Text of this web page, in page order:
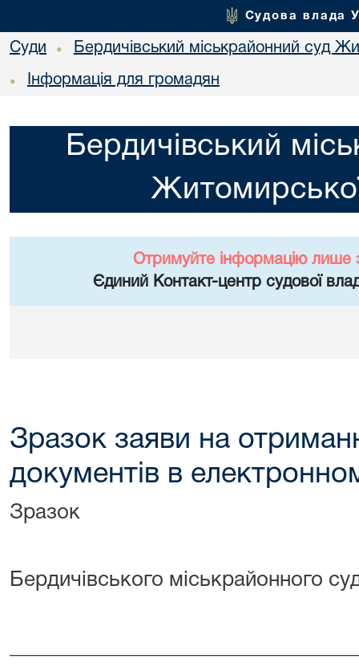
Судова влада
Суди • Бердичівський міськрайонний суд
• Інформація для громадян
Бердичівський
Отримуйте інформацію лише
Єдиний Контакт-центр судової
Зразок заяви на
документів в
Зразок
Бердичівського міськрайонного